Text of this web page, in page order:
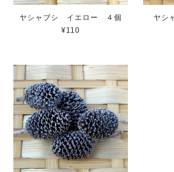
ヤシャブシ イエロー ４個
¥110
ヤシ